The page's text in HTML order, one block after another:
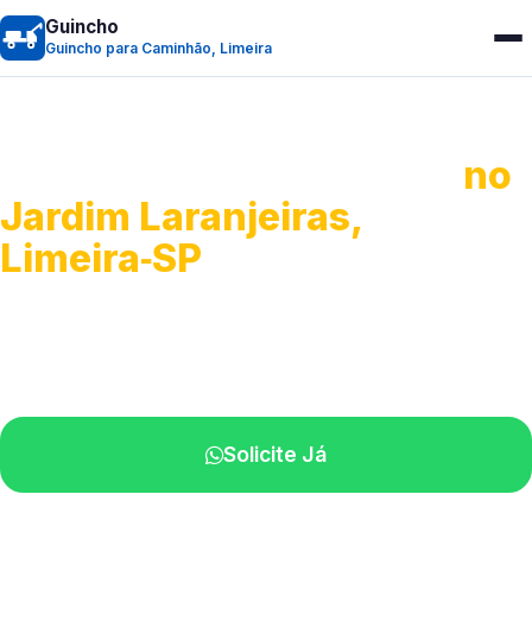
Guincho
Guincho para Caminhão, Limeira
no
Jardim Laranjeiras,
Limeira‑SP
Solicite Já